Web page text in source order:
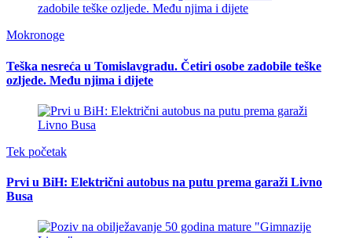
Mokronoge
Teška nesreća u Tomislavgradu. Četiri osobe zadobile teške
ozljede. Među njima i dijete
Tek početak
Prvi u BiH: Električni autobus na putu prema garaži Livno
Busa